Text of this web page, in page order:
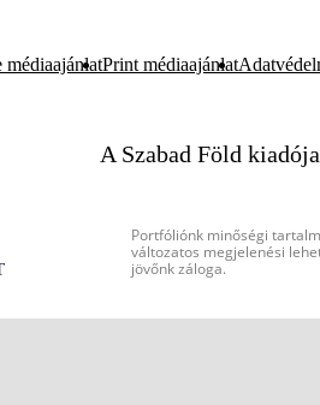
médiaajánlatPrint médiaajánlat
A Szabad Föld
Portfóliónk minőségi
változatos megjelenési
jövőnk záloga.